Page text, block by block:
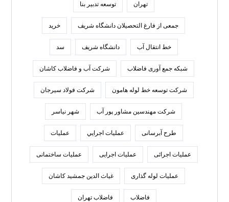
تهران توسعه تدبير بنا
جمعی از فارغ التحصیلان دانشگاه شریف خرید
خط انتقال آب دانشگاه شریف سد
شبکه جمع آوری فاضلاب شرکت آب و فاضلاب کاشان
شرکت توسعه خط لوله هامون شرکت فولاد سيرجان
شرکت مهندسین مشاور پور آب شهر نیاسر
طرح آبرسانی عمليات اجرايي عملیات
عملیات اجرائی عملیات اجرایی عملیات ساختمانی
عملیات لوله گذاری غیاث الدین جمشید کاشان
فاضلاب فاضلاب تهران